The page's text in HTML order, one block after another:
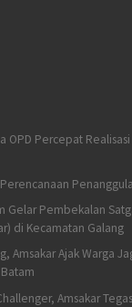
OPD Percepat
Gelar Pembekalan
di Kecamatan Galang
Amsakar Ajak Warga
Amsakar